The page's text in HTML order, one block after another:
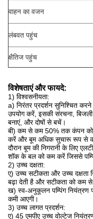
वाहन का वजन
लंबवत पहुंच
क्षैतिज पहुंच
विशेषताएं और फायदे:
1) विश्वसनीयता:
a) निरंतर प्रदर्शन सुनिश्चित
उपयोग करें, इसकी संरचना,
बनाएं, और दोषों से बचें।
बी) कम से कम 50% तक कंपन को
करें और बूम अधिक सुचारू रूप से
दौरान बूम की निगरानी के लिए
शॉक के बल को कम करें जिससे
2) उच्च दक्षता:
ए) उच्च सटीकता और उच्च दक्षता
बढ़ा देती है और सटीकता को कम
ख) स्व-अनुकूलन पम्पिंग नियंत्रण
कमी आएगी।
3) उच्च लागत प्रदर्शन:
ए) 45 एमपीए उच्च वोल्टेज